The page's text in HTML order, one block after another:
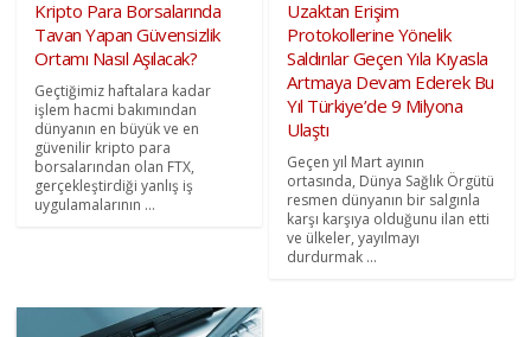
Kripto Para Borsalarında
Tavan Yapan Güvensizlik
Ortamı Nasıl Aşılacak?
Geçtiğimiz haftalara kadar
işlem hacmi bakımından
dünyanın en büyük ve en
güvenilir kripto para
borsalarından olan FTX,
gerçekleştirdiği yanlış iş
uygulamalarının ...
Uzaktan Erişim
Protokollerine Yönelik
Saldırılar Geçen Yıla Kıyasla
Artmaya Devam Ederek Bu
Yıl Türkiye’de 9 Milyona
Ulaştı
Geçen yıl Mart ayının
ortasında, Dünya Sağlık Örgütü
resmen dünyanın bir salgınla
karşı karşıya olduğunu ilan etti
ve ülkeler, yayılmayı
durdurmak ...